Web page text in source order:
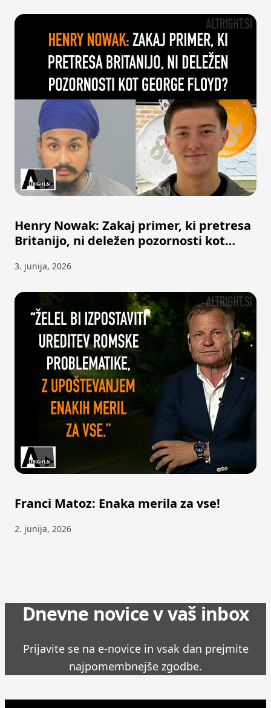
Henry Nowak: Zakaj primer, ki pretresa
Britanijo, ni deležen pozornosti kot
3. junija, 2026
Franci Matoz: Enaka merila za vse!
2. junija, 2026
Dnevne novice v vaš inbox
Prijavite se na e-novice in vsak dan prejmite
najpomembnejše zgodbe.